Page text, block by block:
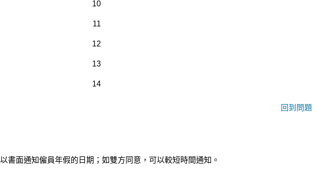
10
11
12
13
14
回到問題
書面通知僱員年假的日期；如雙方同意，可以較短時間通知。